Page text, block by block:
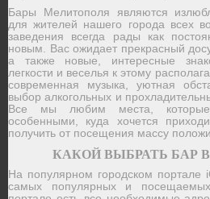
Бары Мелитополя являются
для жителей нашего города всех
заведения всегда рады как
новым. Вас ожидает прекрасный
а также новые, интересные
легкости и веселья к этому
современная музыка, уютная
выбор алкогольных и
Все мы любим места,
особенными, куда хочется
получить от посещения массу
КАКОЙ ВЫБРАТЬ БАР
На популярном городском портале
самых популярных и